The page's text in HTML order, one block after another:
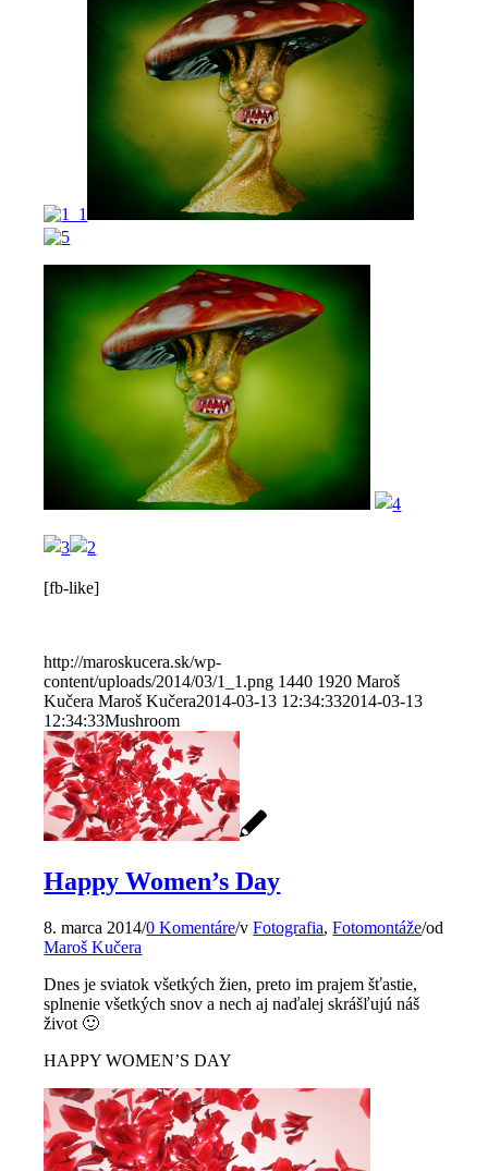
[fb-like]
http://maroskucera.sk/wp-
content/uploads/2014/03/1_1.png 1440 1920 Maroš
Kučera Maroš Kučera2014-03-13 12:34:332014-03-13
12:34:33Mushroom
Happy Women’s Day
8. marca 2014/0 Komentáre/vFotografia,Fotomontáže/od
Maroš Kučera
Dnes je sviatok všetkých žien, preto im prajem šťastie,
splnenie všetkých snov a nech aj naďalej skrášľujú náš
život 🙂
HAPPY WOMEN’S DAY